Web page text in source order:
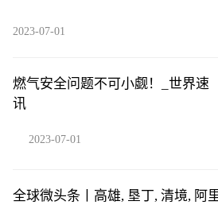
2023-07-01
燃气安全问题不可小觑！_世界速
讯
2023-07-01
全球微头条丨高雄, 垦丁, 清境, 阿